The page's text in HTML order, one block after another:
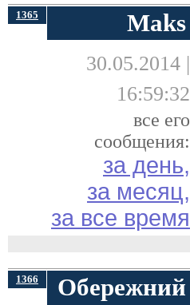
1365 Maks
30.05.2014 |
16:59:32
все его
сообщения:
за день,
за месяц,
за все время
1366
Обережний